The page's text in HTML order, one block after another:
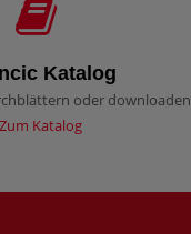
Katalog
oder downloaden
Zum Katalog